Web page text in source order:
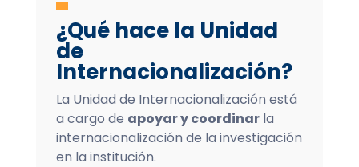
¿Qué hace la Unidad
de
Internacionalización?
La Unidad de Internacionalización está
a cargo de apoyar y coordinarla
internacionalización de la investigación
en la institución.